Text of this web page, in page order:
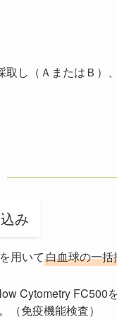
し（ＡまたはＢ）
み
用いて白血球の一
Cytometry FC500
（免疫機能検査）